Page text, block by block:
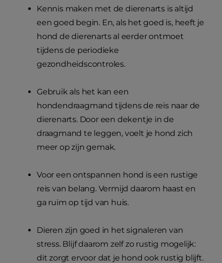
Kennis maken met de dierenarts is altijd
een goed begin. En, als het goed is, heeft je
hond de dierenarts al eerder ontmoet
tijdens de periodieke
gezondheidscontroles.
Gebruik als het kan een
hondendraagmand tijdens de reis naar de
dierenarts. Door een dekentje in de
draagmand te leggen, voelt je hond zich
meer op zijn gemak.
Voor een ontspannen hond is een rustige
reis van belang. Vermijd daarom haast en
ga ruim op tijd van huis.
Dieren zijn goed in het signaleren van
stress. Blijf daarom zelf zo rustig mogelijk:
dit zorgt ervoor dat je hond ook rustig blijft.